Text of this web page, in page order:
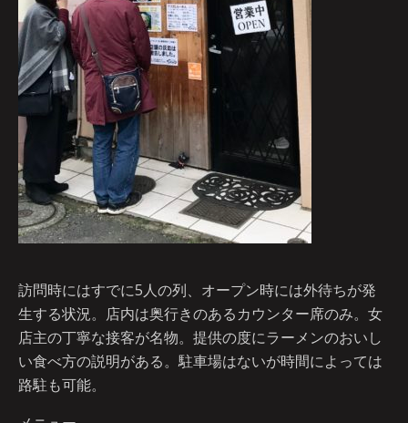
訪問時にはすでに5人の列、オープン時には外待ちが発
生する状況。店内は奥行きのあるカウンター席のみ。女
店主の丁寧な接客が名物。提供の度にラーメンのおいし
い食べ方の説明がある。駐車場はないが時間によっては
路駐も可能。